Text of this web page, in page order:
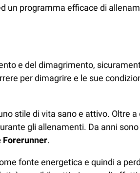
un programma efficace di
e del dimagrimento,
per dimagrire e le sue
stile di vita sano e attivo. Oltre
gli allenamenti. Da anni
Forerunner.
fonte energetica e quindi a